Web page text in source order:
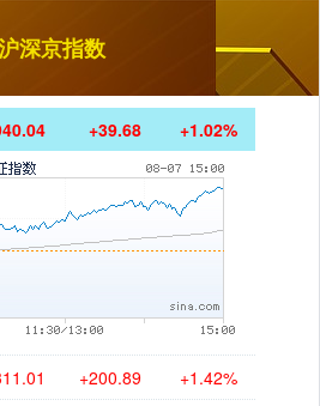
深京指数
+39.68 +1.02%
+200.89 +1.42%